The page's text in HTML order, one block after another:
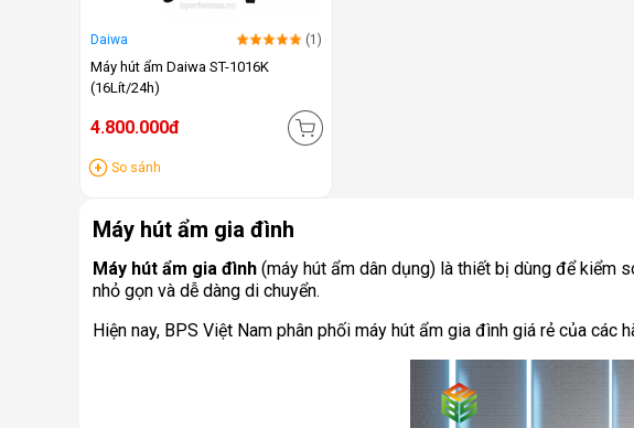
Daiwa (1)
Máy hút ẩm Daiwa ST-1016K
(16Lít/24h)
4.800.000đ
So sánh
Máy hút ẩm gia đình
Máy hút ẩm gia đình (máy hút ẩm dân dụng) là thiết bị dùng để kiểm
nhỏ gọn và dễ dàng di chuyển.
Hiện nay, BPS Việt Nam phân phối máy hút ẩm gia đình giá rẻ của các